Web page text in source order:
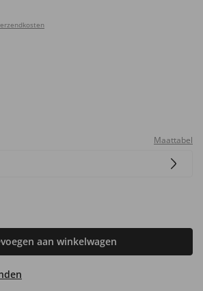
Maattabel
aan winkelwagen